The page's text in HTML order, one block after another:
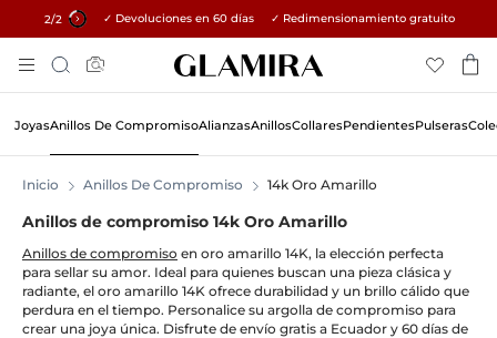
1/2 15% en todos los pedidos →
✓ Devoluciones en 60 días ✓ Redimensionamiento gratuito
To
Content
Búsqueda
JoyasAnillos De CompromisoAlianzasAnillosCollaresPendientesPulseras
Inicio Anillos De Compromiso 14k Oro Amarillo
Anillos de compromiso 14k Oro Amarillo
Anillos de compromiso en oro amarillo 14K, la elección perfecta
para sellar su amor. Ideal para quienes buscan una pieza clásica y
radiante, el oro amarillo 14K ofrece durabilidad y un brillo cálido que
perdura en el tiempo. Personalice su argolla de compromiso para
crear una joya única. Disfrute de envío gratis a Ecuador y 60 días de